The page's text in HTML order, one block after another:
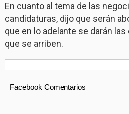
En cuanto al tema de las
candidaturas, dijo que serán
que en lo adelante se darán
que se arriben.
Facebook Comentarios